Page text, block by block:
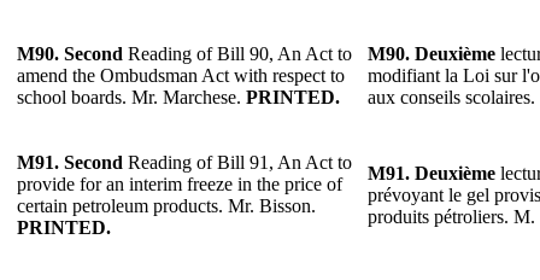
M90. Second Reading of Bill 90, An Act to
amend the Ombudsman Act with respect to
school boards. Mr. Marchese. PRINTED.
M90. Deuxième
modifiant la Loi sur
aux conseils
M91. Second Reading of Bill 91, An Act to
provide for an interim freeze in the price of
certain petroleum products. Mr. Bisson.
PRINTED.
M91. Deuxième
prévoyant le gel
produits pétroliers.